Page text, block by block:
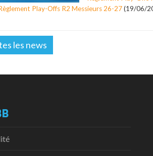
Play-Offs R2 Messieurs 26-27(19/06/
les news